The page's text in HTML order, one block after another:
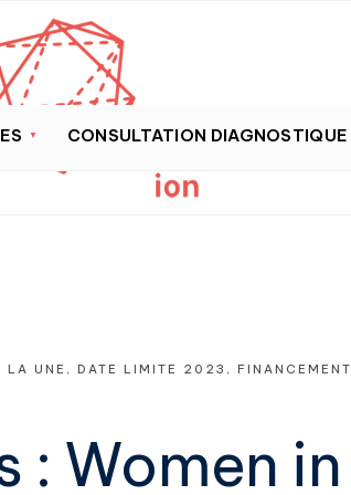
CONSULTATION DIAGNOSTIQUE
LA UNE , DATE LIMITE 2023 , FINANCEMENT
: Women in